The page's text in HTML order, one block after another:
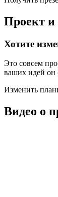
Проект и
Хотите
Это совсем
ваших идей он
Изменить
Видео о